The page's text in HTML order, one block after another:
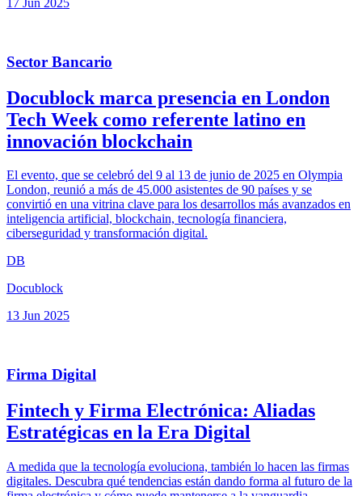
17 Jun 2025
Sector Bancario
Docublock marca presencia en London
Tech Week como referente latino en
innovación blockchain
El evento, que se celebró del 9 al 13 de junio de 2025 en Olympia
London, reunió a más de 45.000 asistentes de 90 países y se
convirtió en una vitrina clave para los desarrollos más avanzados en
inteligencia artificial, blockchain, tecnología financiera,
ciberseguridad y transformación digital.
DB
Docublock
13 Jun 2025
Firma Digital
Fintech y Firma Electrónica: Aliadas
Estratégicas en la Era Digital
A medida que la tecnología evoluciona, también lo hacen las firmas
digitales. Descubra qué tendencias están dando forma al futuro de la